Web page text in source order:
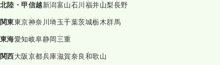
北陸・甲信越新潟富山石川福井山梨長野
関東東京神奈川埼玉千葉茨城栃木群馬
東海愛知岐阜静岡三重
関西大阪京都兵庫滋賀奈良和歌山